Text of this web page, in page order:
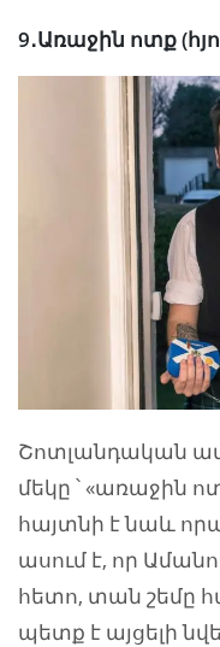
9․Առաջին ոտք
Շոտլանդական
մեկը ՝ «առաջին
հայտնի է նաև
ասում է, որ
հետո, տան շեմը
պետք է այցելի